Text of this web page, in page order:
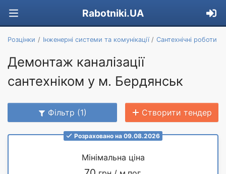
Rabotniki.UA
Розцінки Інженерні системи та комунікації Сантехнічні роботи
Демонтаж каналізації
сантехніком у м. Бердянськ
Фільтр (1) Створити тендер
Розраховано на 09.08.2026
Мінімальна ціна